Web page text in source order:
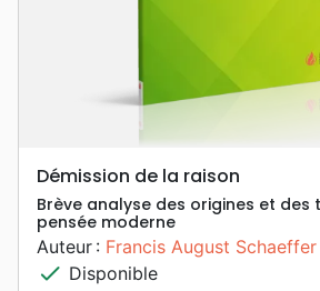
Démission de la raison
Brève analyse des origines et des
pensée moderne
Auteur : Francis August Schaeffer
check Disponible